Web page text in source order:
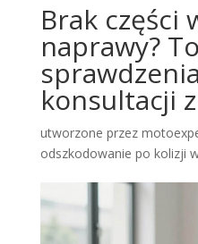
Brak części
naprawy?
konsultacji
utworzone przez
odszkodowanie po kolizji